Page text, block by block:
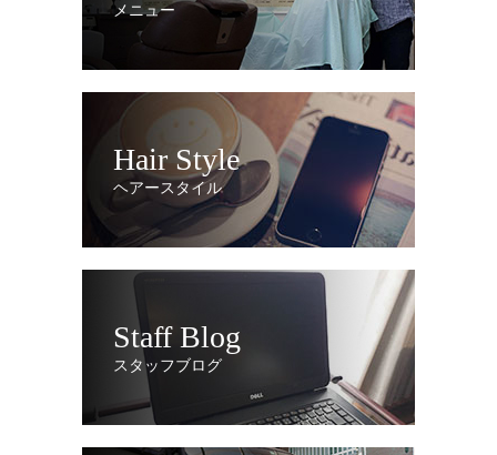
メニュー
Hair Style
ヘアースタイル
Staff Blog
スタッフブログ